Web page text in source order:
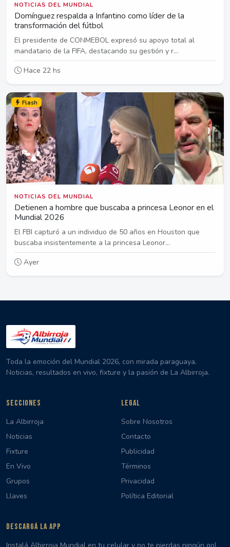
NOTICIAS DEL MUNDIAL
Domínguez respalda a Infantino como líder de la
transformación del fútbol
El presidente de CONMEBOL expresó su apoyo total al
mandatario de la FIFA, destacando su gestión y r...
Hace 22 hs
Flash
NOTICIAS DEL MUNDIAL
Detienen a hombre que buscaba a princesa Leonor en el
Mundial 2026
El FBI capturó a un individuo de 50 años en Houston que
buscaba insistentemente a la princesa Leonor...
Ayer
Toda la emoción del Mundial 2026, con mirada paraguaya.
Noticias, resultados en vivo, fixture y la pasión de La Albirroja.
SECCIONES
La Albirroja
Noticias
Fixture
En Vivo
Grupos
Llaves
LEGAL
Sobre Nosotros
Contacto
Publicidad
Términos
Privacidad
Política Editorial
DESCARGÁ LA APP